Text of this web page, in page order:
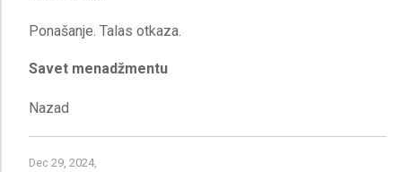
Savet menadžmentu
Dec 29, 2024,